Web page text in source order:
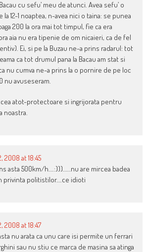
cu sefu’ meu de atunci. Avea sefu’ o
la 12-1 noaptea, n-avea nici o taina: se punea
200 la ora mai tot timpul, fie ca era
aia nu era tipenie de om nicaieri, ca de fel
Ei, si pe la Buzau ne-a prins radarul: tot
ca tot drumul pana la Bacau am stat si
nu cumva ne-a prins la o pornire de pe loc
nu avuseseram.
atot-protectoare si ingrijorata pentru
noastra.
2008 at 18:45
asta 500km/h….:)))……nu are mircea badea
privinta politistilor….ce idioti
2008 at 18:47
nu arata ca unu care isi permite un ferrari
sau nu stiu ce marca de masina sa atinga